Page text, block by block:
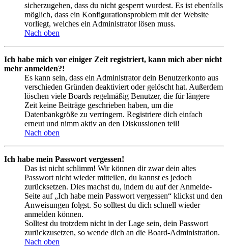
sicherzugehen, dass du nicht gesperrt wurdest. Es ist ebenfalls
möglich, dass ein Konfigurationsproblem mit der Website
vorliegt, welches ein Administrator lösen muss.
Nach oben
Ich habe mich vor einiger Zeit registriert, kann mich aber nicht
mehr anmelden?!
Es kann sein, dass ein Administrator dein Benutzerkonto aus
verschieden Gründen deaktiviert oder gelöscht hat. Außerdem
löschen viele Boards regelmäßig Benutzer, die für längere
Zeit keine Beiträge geschrieben haben, um die
Datenbankgröße zu verringern. Registriere dich einfach
erneut und nimm aktiv an den Diskussionen teil!
Nach oben
Ich habe mein Passwort vergessen!
Das ist nicht schlimm! Wir können dir zwar dein altes
Passwort nicht wieder mitteilen, du kannst es jedoch
zurücksetzen. Dies machst du, indem du auf der Anmelde-
Seite auf „Ich habe mein Passwort vergessen“ klickst und den
Anweisungen folgst. So solltest du dich schnell wieder
anmelden können.
Solltest du trotzdem nicht in der Lage sein, dein Passwort
zurückzusetzen, so wende dich an die Board-Administration.
Nach oben